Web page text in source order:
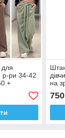
р-ри 34-42
+
на
750